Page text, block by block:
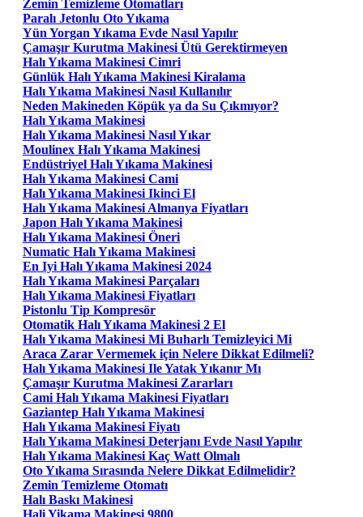
Zemin Temizleme Otomatları
Paralı Jetonlu Oto Yıkama
Yün Yorgan Yıkama Evde Nasıl Yapılır
Çamaşır Kurutma Makinesi Ütü Gerektirmeyen
Halı Yıkama Makinesi Cimri
Günlük Halı Yıkama Makinesi Kiralama
Halı Yıkama Makinesi Nasıl Kullanılır
Neden Makineden Köpük ya da Su Çıkmıyor?
Halı Yıkama Makinesi
Halı Yıkama Makinesi Nasıl Yıkar
Moulinex Halı Yıkama Makinesi
Endüstriyel Halı Yıkama Makinesi
Halı Yıkama Makinesi Cami
Halı Yıkama Makinesi Ikinci El
Halı Yıkama Makinesi Almanya Fiyatları
Japon Halı Yıkama Makinesi
Halı Yıkama Makinesi Öneri
Numatic Halı Yıkama Makinesi
En Iyi Halı Yıkama Makinesi 2024
Halı Yıkama Makinesi Parçaları
Halı Yıkama Makinesi Fiyatları
Pistonlu Tip Kompresör
Otomatik Halı Yıkama Makinesi 2 El
Halı Yıkama Makinesi Mi Buharlı Temizleyici Mi
Araca Zarar Vermemek için Nelere Dikkat Edilmeli?
Halı Yıkama Makinesi Ile Yatak Yıkanır Mı
Çamaşır Kurutma Makinesi Zararları
Cami Halı Yıkama Makinesi Fiyatları
Gaziantep Halı Yıkama Makinesi
Halı Yıkama Makinesi Fiyatı
Halı Yıkama Makinesi Deterjanı Evde Nasıl Yapılır
Halı Yıkama Makinesi Kaç Watt Olmalı
Oto Yıkama Sırasında Nelere Dikkat Edilmelidir?
Zemin Temizleme Otomatı
Halı Baskı Makinesi
Hali Yikama Makinesi 9800